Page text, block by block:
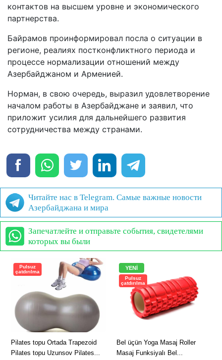
контактов на высшем уровне и экономического
партнерства.
Байрамов проинформировал посла о ситуации в
регионе, реалиях постконфликтного периода и
процессе нормализации отношений между
Азербайджаном и Арменией.
Норман, в свою очередь, выразил удовлетворение
началом работы в Азербайджане и заявил, что
приложит усилия для дальнейшего развития
сотрудничества между странами.
Читайте нас в Telegram. Самые важные новости
Азербайджана и мира
Запечатлейте и отправьте события, свидетелями
которых вы были